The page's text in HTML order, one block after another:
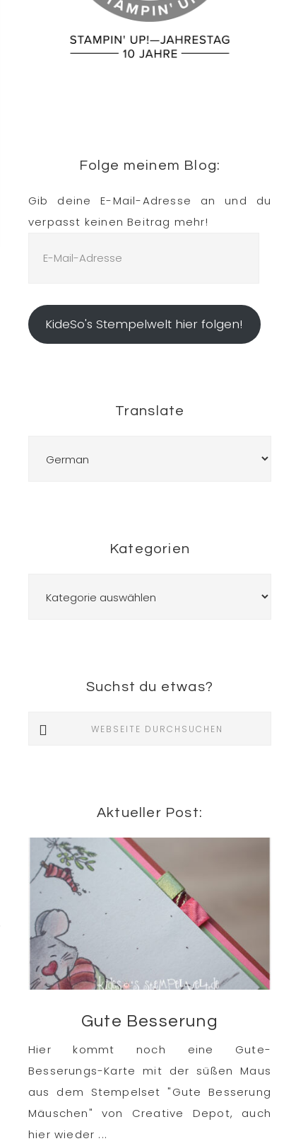
Folge meinem Blog:
Gib deine E-Mail-Adresse an und du
verpasst keinen Beitrag mehr!
Mail-
KideSo's Stempelwelt hier folgen!
Translate
Kategorien
Suchst du etwas?
Aktueller Post:
Gute Besserung
Hier kommt noch eine Gute-
Besserungs-Karte mit der süßen Maus
aus dem Stempelset "Gute Besserung
Mäuschen" von Creative Depot, auch
hier wieder ...